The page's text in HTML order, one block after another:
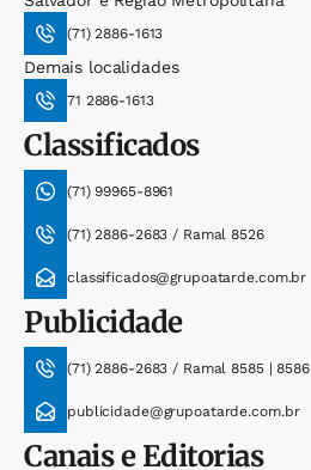
(71) 2886-1613
Demais localidades
71 2886-1613
Classificados
(71) 99965-8961
(71) 2886-2683 / Ramal 8526
classificados@grupoatarde.com.br
Publicidade
(71) 2886-2683 / Ramal 8585 | 8586
publicidade@grupoatarde.com.br
Canais e Editorias